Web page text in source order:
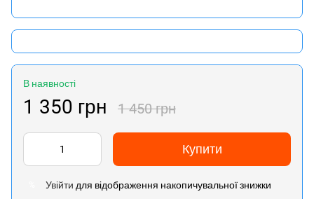
В наявності
1 350 грн 1 450 грн
Купити
Увійти для відображення накопичувальної знижки